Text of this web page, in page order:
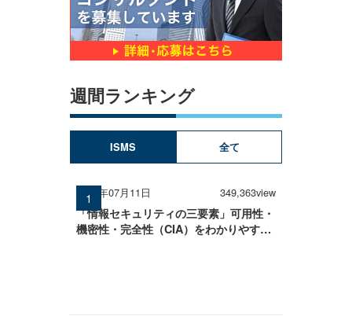
週間ランキング
ISMS 全て
2025年07月11日 349,363view
「情報セキュリティの三要素」可用性・
機密性・完全性（CIA）をわかりやすく